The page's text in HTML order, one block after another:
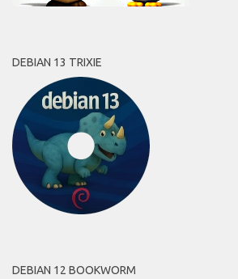
DEBIAN 13 TRIXIE
DEBIAN 12 BOOKWORM